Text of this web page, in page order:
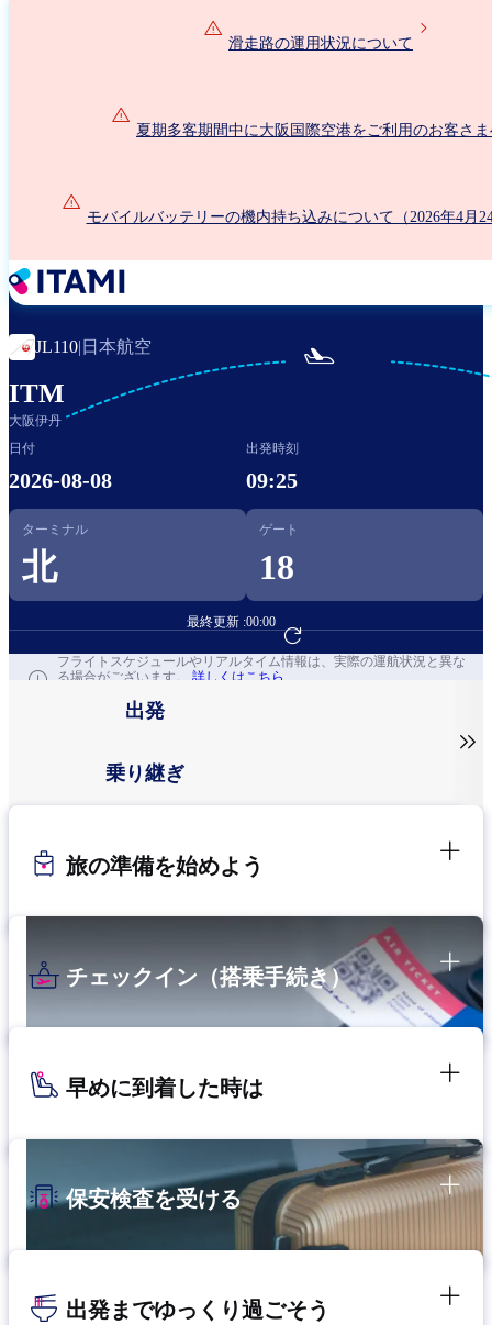
滑走路の運用状況について
夏期多客期間中に大阪国際空港をご利用のお客さ
モバイルバッテリーの機内持ち込みについて（2026年4月
JL110| 日本航空
ITM
大阪伊丹

日付
2026-08-08
出発時刻
09:25
ターミナル
北
ゲート
18
最終更新 :00:00
フライト予約へ
フライトスケジュールやリアルタイム情報は、実際の運航状況と異な
る場合がございます。 詳しくはこちら
出発
乗り継ぎ

旅の準備を始めよう
チェックイン（搭乗手続き）
早めに到着した時は
保安検査を受ける
出発までゆっくり過ごそう